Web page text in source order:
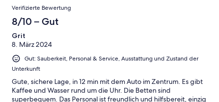
Verifizierte Bewertung
8/10 – Gut
Grit
8. März 2024
Gut: Sauberkeit, Personal & Service, Ausstattung und Zustand der
Unterkunft
Gute, sichere Lage, in 12 min mit dem Auto im Zentrum. Es gibt
Kaffee und Wasser rund um die Uhr. Die Betten sind
superbequem. Das Personal ist freundlich und hilfsbereit, einzig